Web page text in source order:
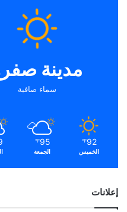
مدينة
سماء صافية
92
℉
الخميس
95
℉
الجمعة
إعلانات